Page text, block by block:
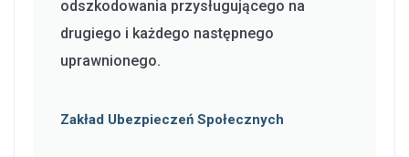
odszkodowania przysługującego na
drugiego i każdego następnego
uprawnionego.
Zakład Ubezpieczeń Społecznych